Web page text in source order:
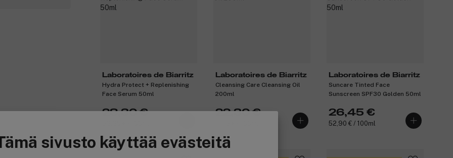
sivusto käyttää evästeitä
Laboratoires de Biarritz
Hydra Protect + Replenishing
Face Serum 50ml
28,30 €
Laboratoires de Biarritz
Cleansing Care Cleansing Oil
200ml
22,30 €
Laboratoires de Biarritz
Suncare Tinted Face
Sunscreen SPF30 Golden 50ml
26,45 €
52,90 € / 100ml